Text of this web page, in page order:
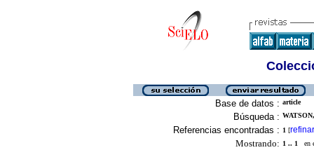
Base de datos : article
Búsqueda :
Referencias encontradas : 1 [refinar
Mostrando: 1 .. 1 en